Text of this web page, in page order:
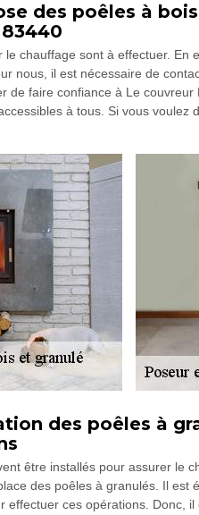
des poêles à
chauffage sont à effectuer. En
nous, il est nécessaire de
de faire confiance à Le
à tous. Si vous voulez
des poêles à
être installés pour assurer le
des poêles à granulés. Il est
effectuer ces opérations. Donc,